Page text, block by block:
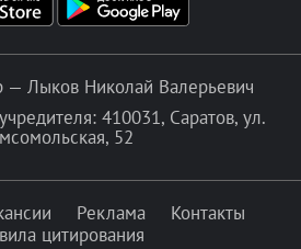
— Лыков Николай Валерьевич
410031, Саратов, ул.
52
Реклама
Контакты
цитирования